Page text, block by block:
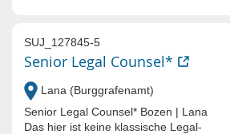
SUJ_127845-5
Senior Legal Counsel*
Lana (Burggrafenamt)
Senior Legal Counsel* Bozen | Lana
Das hier ist keine klassische Legal-